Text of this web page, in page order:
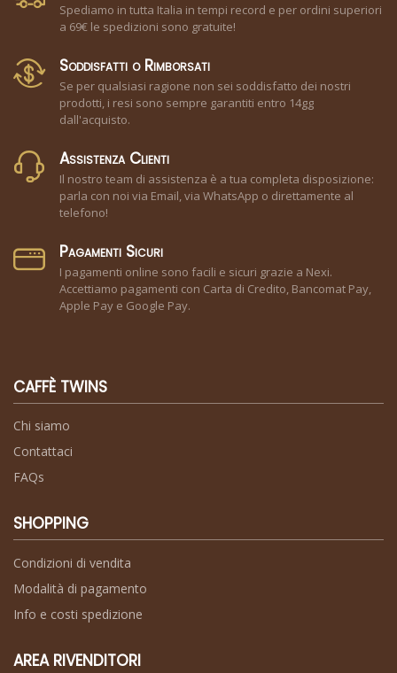
Spediamo in tutta Italia in tempi record e per ordini superiori
a 69€ le spedizioni sono gratuite!
Soddisfatti o Rimborsati
Se per qualsiasi ragione non sei soddisfatto dei nostri
prodotti, i resi sono sempre garantiti entro 14gg
dall'acquisto.
Assistenza Clienti
Il nostro team di assistenza è a tua completa disposizione:
parla con noi via Email, via WhatsApp o direttamente al
telefono!
Pagamenti Sicuri
I pagamenti online sono facili e sicuri grazie a Nexi.
Accettiamo pagamenti con Carta di Credito, Bancomat Pay,
Apple Pay e Google Pay.
CAFFÈ TWINS
Chi siamo
Contattaci
FAQs
SHOPPING
Condizioni di vendita
Modalità di pagamento
Info e costi spedizione
AREA RIVENDITORI